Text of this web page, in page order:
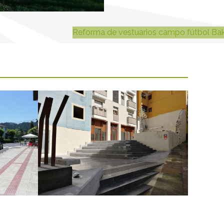
Reforma de vestuarios campo fútbol